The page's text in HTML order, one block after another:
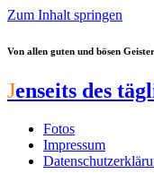
Zum Inhalt springen
Von allen guten und bösen
Jenseits des
Fotos
Impressum